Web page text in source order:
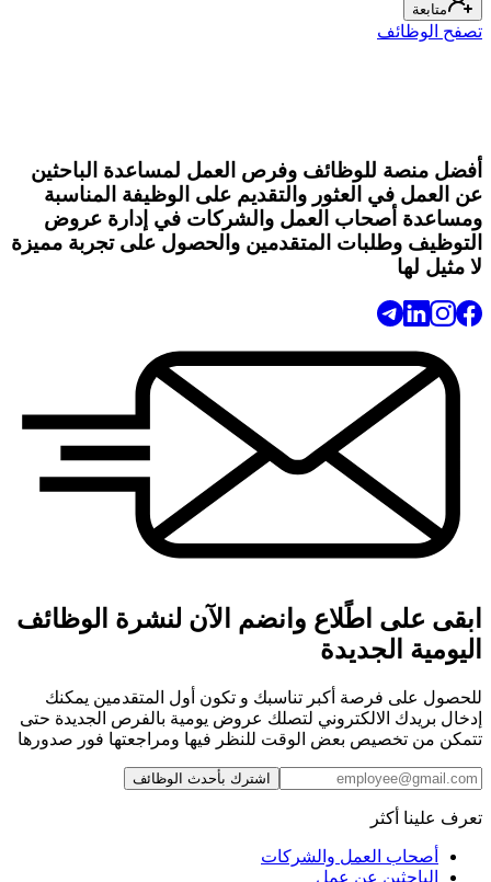
متابعة
تصفح الوظائف
أفضل منصة للوظائف وفرص العمل لمساعدة الباحثين
عن العمل في العثور والتقديم على الوظيفة المناسبة
ومساعدة أصحاب العمل والشركات في إدارة عروض
التوظيف وطلبات المتقدمين والحصول على تجربة مميزة
لا مثيل لها
ابقى على اطًلاع وانضم الآن لنشرة الوظائف
اليومية الجديدة
للحصول على فرصة أكبر تناسبك و تكون أول المتقدمين يمكنك
إدخال بريدك الالكتروني لتصلك عروض يومية بالفرص الجديدة حتى
تتمكن من تخصيص بعض الوقت للنظر فيها ومراجعتها فور صدورها
اشترك بأحدث الوظائف
تعرف علينا أكثر
أصحاب العمل والشركات
الباحثين عن عمل